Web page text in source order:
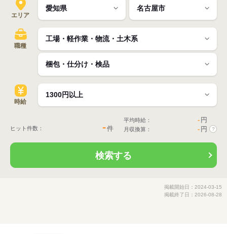
エリア
職種
時給
ヒット件数： -件
平均時給： - 円
月収換算： - 円 ?
検索する
掲載開始日：2024-03-15
掲載終了日：2026-08-28